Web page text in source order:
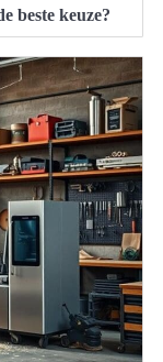
beste keuze?